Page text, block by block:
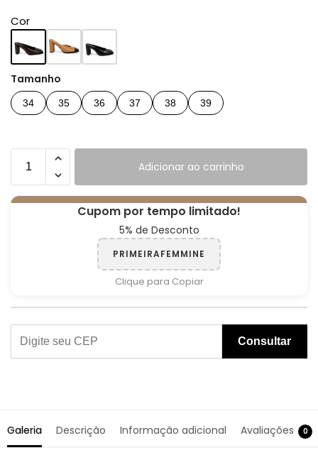
Cor
Tamanho
34 35 36 37 38 39
Adicionar ao carrinho
Cupom por tempo limitado!
5% de Desconto
PRIMEIRAFEMMINE
Clique para Copiar
Consultar
Galeria Descrição Informação adicional Avaliações 0